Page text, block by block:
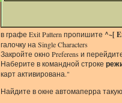
в графе Exit Pattern пропишите ^~[
галочку на Single Characters
Закройте окно Preferens и
Наберите в командной строке
карт активирована."
Найдите в окне автомаперра